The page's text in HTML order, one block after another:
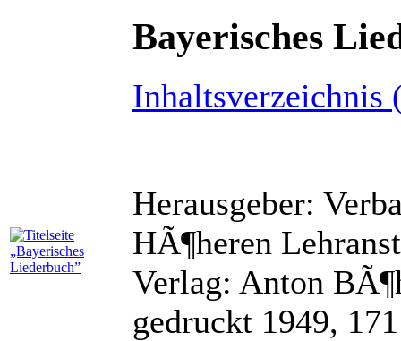
Bayerisches
Inhaltsverzeichnis
Herausgeber:
HÃ¶heren
Verlag: Anton
gedruckt 1949,